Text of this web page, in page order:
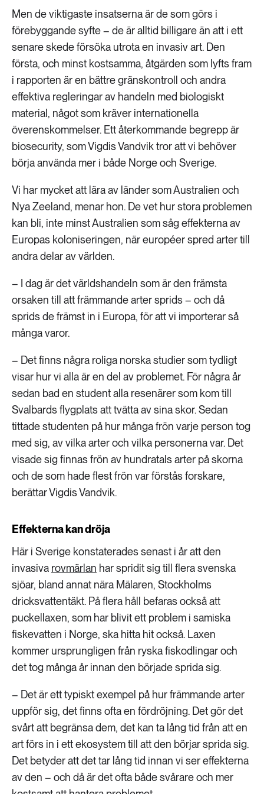
Men de viktigaste insatserna är de som görs i
förebyggande syfte – de är alltid billigare än att i ett
senare skede försöka utrota en invasiv art. Den
första, och minst kostsamma, åtgärden som lyfts fram
i rapporten är en bättre gränskontroll och andra
effektiva regleringar av handeln med biologiskt
material, något som kräver internationella
överenskommelser. Ett återkommande begrepp är
biosecurity, som Vigdis Vandvik tror att vi behöver
börja använda mer i både Norge och Sverige.
Vi har mycket att lära av länder som Australien och
Nya Zeeland, menar hon. De vet hur stora problemen
kan bli, inte minst Australien som såg effekterna av
Europas koloniseringen, när européer spred arter till
andra delar av världen.
– I dag är det världshandeln som är den främsta
orsaken till att främmande arter sprids – och då
sprids de främst in i Europa, för att vi importerar så
många varor.
– Det finns några roliga norska studier som tydligt
visar hur vi alla är en del av problemet. För några år
sedan bad en student alla resenärer som kom till
Svalbards flygplats att tvätta av sina skor. Sedan
tittade studenten på hur många frön varje person tog
med sig, av vilka arter och vilka personerna var. Det
visade sig finnas frön av hundratals arter på skorna
och de som hade flest frön var förstås forskare,
berättar Vigdis Vandvik.
Effekterna kan dröja
Här i Sverige konstaterades senast i år att den
invasiva rovmärlan har spridit sig till flera svenska
sjöar, bland annat nära Mälaren, Stockholms
dricksvattentäkt. På flera håll befaras också att
puckellaxen, som har blivit ett problem i samiska
fiskevatten i Norge, ska hitta hit också. Laxen
kommer ursprungligen från ryska fiskodlingar och
det tog många år innan den började sprida sig.
– Det är ett typiskt exempel på hur främmande arter
uppför sig, det finns ofta en fördröjning. Det gör det
svårt att begränsa dem, det kan ta lång tid från att en
art förs in i ett ekosystem till att den börjar sprida sig.
Det betyder att det tar lång tid innan vi ser effekterna
av den – och då är det ofta både svårare och mer